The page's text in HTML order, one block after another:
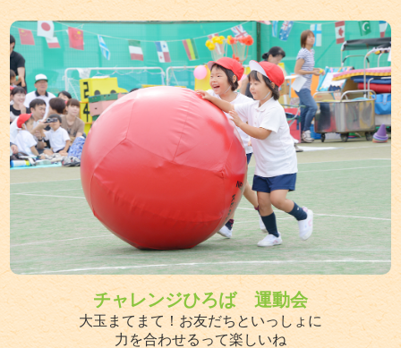
チャレンジひろば 運動会
大玉まてまて！お友だちといっしょに
力を合わせるって楽しいね